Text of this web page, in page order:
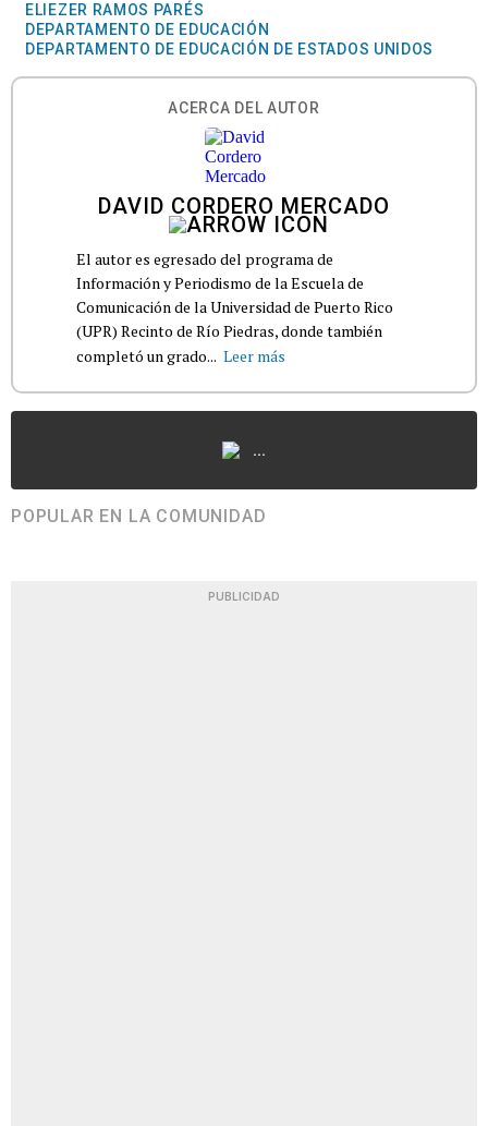
ELIEZER RAMOS PARÉS
DEPARTAMENTO DE EDUCACIÓN
DEPARTAMENTO DE EDUCACIÓN DE ESTADOS UNIDOS
ACERCA DEL AUTOR
DAVID CORDERO MERCADO
El autor es egresado del programa de
Información y Periodismo de la Escuela de
Comunicación de la Universidad de Puerto Rico
(UPR) Recinto de Río Piedras, donde también
completó un grado... Leer más
...
POPULAR EN LA COMUNIDAD
PUBLICIDAD